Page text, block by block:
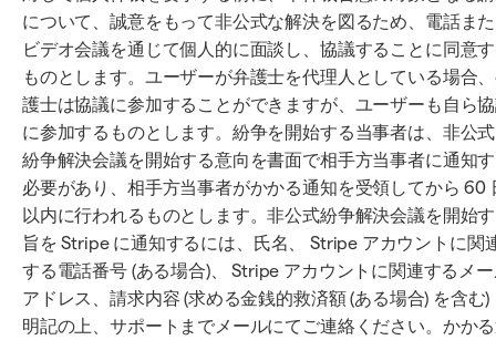
について、誠意をもって非公式な解決を図るため、電話ま
ビデオ会議を通じて個人的に面談し、協議することに同意
ものとします。ユーザーが弁護士を代理人としている場合
護士は協議に参加することができますが、ユーザーも自ら
に参加するものとします。紛争を開始する当事者は、非公
紛争解決会議を開始する意向を書面で相手方当事者に通知
必要があり、相手方当事者がかかる通知を受領してから 60
以内に行われるものとします。非公式紛争解決会議を開始
旨を Stripe に通知するには、氏名、 Stripe アカウントに関
する電話番号 (ある場合)、 Stripe アカウントに関連するメ
アドレス、請求内容 (求める金銭的救済額 (ある場合) を含む)
明記の上、サポートまでメールにてご連絡ください。かか